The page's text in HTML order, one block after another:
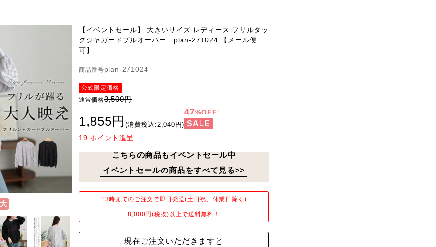
【イベントセール】 大きいサイズ レディース フリルタッ
クジャガードプルオーバー plan-271024 【メール便
可】
商品番号plan-271024
公式限定価格
通常価格3,500円
1,855円 (消費税込:2,040円)
47%OFF!
SALE
19 ポイント進呈
こちらの商品もイベントセール中
イベントセールの商品をすべて見る>>
13時までのご注文で即日発送(土日祝、休業日除く)
8,000円(税抜)以上で送料無料！
現在ご注文いただきますと